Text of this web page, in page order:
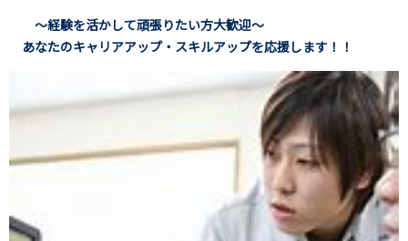
～経験を活かして頑張りたい方大歓迎～
あなたのキャリアアップ・スキルアップを応援します！！